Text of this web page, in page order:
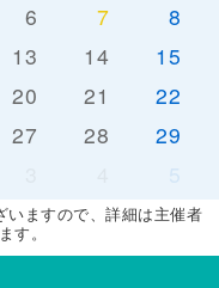
6 7
8
13 14
15
20 21
22
27 28
29
5
いますので、詳細は主催者
す。